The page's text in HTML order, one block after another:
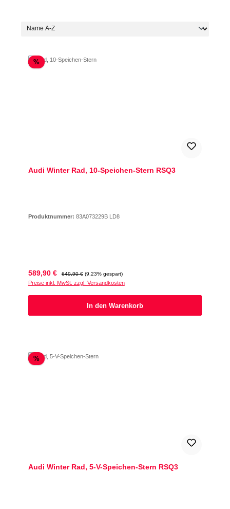
%Rabatt
Audi Winter Rad, 10-Speichen-Stern RSQ3
Produktnummer: 83A073229B LD8
Verkaufspreis:
589,90 € Regulärer Preis:
649,90 € (9.23% gespart)
Preise inkl. MwSt. zzgl. Versandkosten
In den Warenkorb
%Rabatt
Audi Winter Rad, 5-V-Speichen-Stern RSQ3